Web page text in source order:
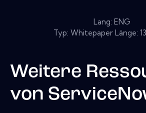
Lang: ENG
Typ: Whitepaper Länge:
Weitere
von